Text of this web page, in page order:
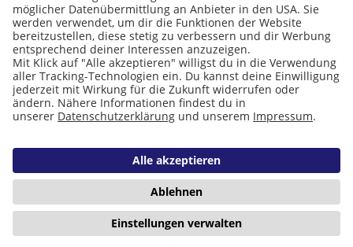
Stiftung Lesen
IMPRESSUM
COOKIES
Copyright © 2026 Leseliebe